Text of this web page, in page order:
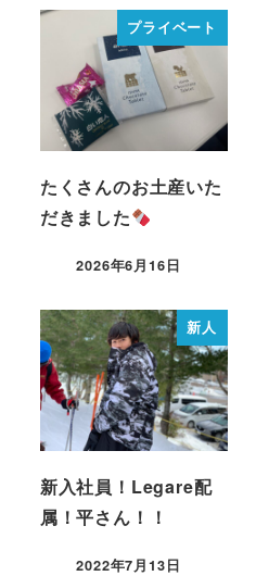
プライベート
たくさんのお土産いた
だきました
2026年6月16日
新人
新入社員！Legare配
属！平さん！！
2022年7月13日